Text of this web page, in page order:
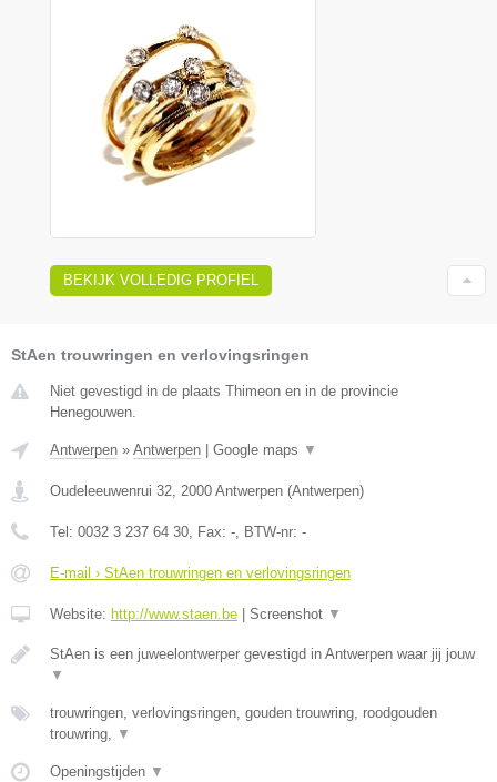
BEKIJK VOLLEDIG PROFIEL
StAen trouwringen en verlovingsringen
Niet gevestigd in de plaats Thimeon en in de provincie
Henegouwen.
Antwerpen » Antwerpen Google maps ▼
Oudeleeuwenrui 32, 2000 Antwerpen (Antwerpen)
Tel: 0032 3 237 64 30, Fax: -, BTW-nr: -
E-mail › StAen trouwringen en verlovingsringen
Website: http://www.staen.be Screenshot ▼
StAen is een juweelontwerper gevestigd in Antwerpen waar jij jouw
▼
trouwringen, verlovingsringen, gouden trouwring, roodgouden
trouwring, ▼
Openingstijden ▼